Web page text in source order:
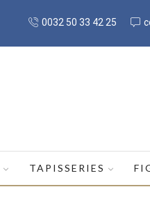
0032 50 33 42 25
TAPISSERIES